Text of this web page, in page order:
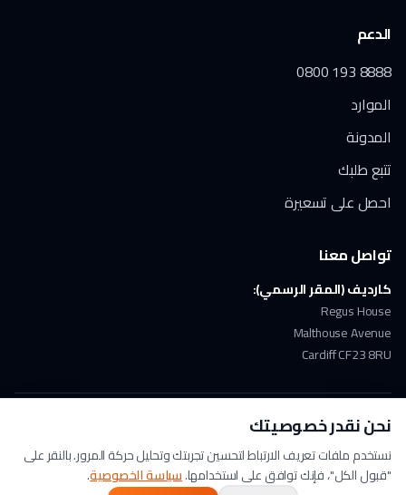
نحن نقدر خصوصيتك
نستخدم ملفات تعريف الارتباط لتحسين تجربتك وتحليل حركة المرور. بالنقر على
"قبول الكل"، فإنك توافق على استخدامها.سياسة الخصوصية.
الدعم
0800 193 8888
الموارد
المدونة
تتبع طلبك
احصل على تسعيرة
تواصل معنا
كارديف (المقر الرسمي):
Regus House
Malthouse Avenue
Cardiff CF23 8RU
ملتزمون بـ GDPR
© 2026 Arabic Translation UK. جميع الحقوق محفوظة. | A Lingo Service